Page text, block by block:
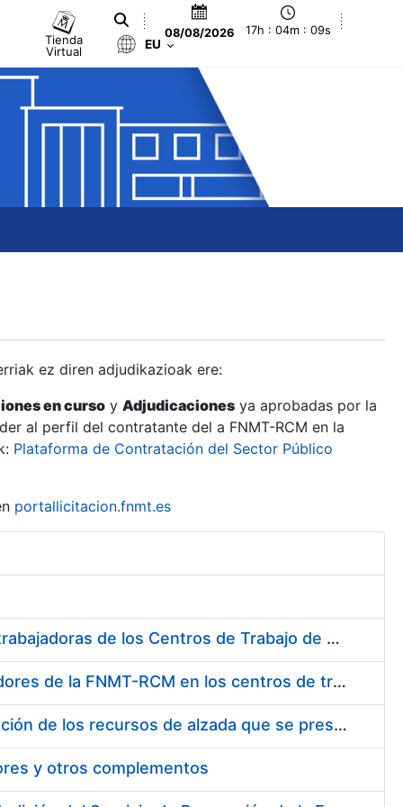
Tienda
Virtual
08/08/2026 17h : 04m : 10s
EU
ez diren adjudikazioak ere:
en curso y Adjudicaciones ya aprobadas por la
al perfil del contratante del a FNMT-RCM en la
Plataforma de Contratación del Sector Público
portallicitacion.fnmt.es
Suministro de Protectores Auditivos a medida para las personas trabajadoras de los Centros de Trabajo de Madrid y Burgos
Suministro de gafas graduadas antiproyecciones para los trabajadores de la FNMT-RCM en los centros de trabajo de Madrid y Burgos
Servicios de una empresa externa para el asesoramiento y resolución de los recursos de alzada que se presentan relacionados con procesos de selección para la FNMT-RCM
y otros complementos